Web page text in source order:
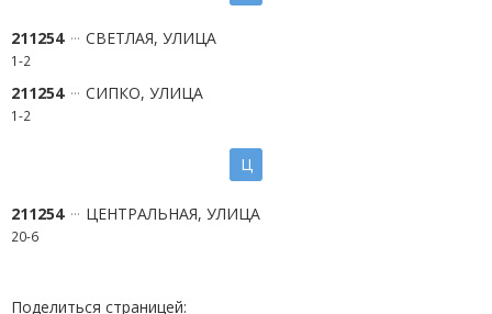
211254 СВЕТЛАЯ, УЛИЦА
1-2
211254 СИПКО, УЛИЦА
1-2
Ц
211254 ЦЕНТРАЛЬНАЯ, УЛИЦА
20-6
Поделиться страницей: